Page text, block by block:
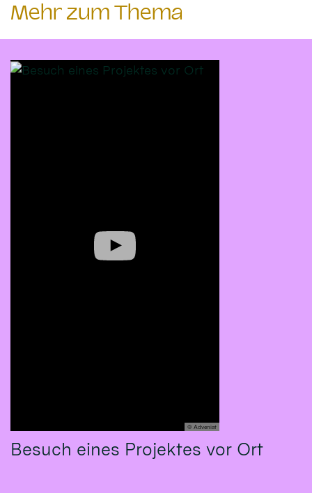
Mehr zum Thema
© Adveniat
Besuch eines Projektes vor Ort